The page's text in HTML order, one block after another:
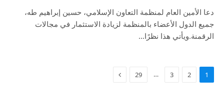
دعا الأمين العام لمنظمة التعاون الإسلامي، حسين إبراهيم طه،
جميع الدول الأعضاء بالمنظمة لزيادة الاستثمار في مجالات
الرقمنة.ويأتي هذا نظرًا…
1
2
3
…
29